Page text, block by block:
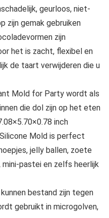
geurloos, niet-
zijn gemak gebruiken
zijn
het is zacht, flexibel en
de taart verwijderen die u
Mold for Party wordt als
die dol zijn op het eten
inch
Mold is perfect
jelly ballen, zoete
pastei en zelfs heerlijk
bestand zijn tegen
gebruikt in microgolven,